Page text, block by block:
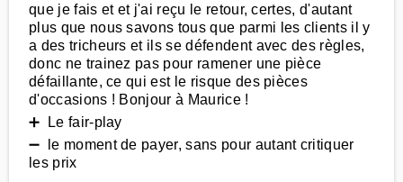
que je fais et et j'ai reçu le retour, certes, d'autant
plus que nous savons tous que parmi les clients il y
a des tricheurs et ils se défendent avec des règles,
donc ne trainez pas pour ramener une pièce
défaillante, ce qui est le risque des pièces
d'occasions ! Bonjour à Maurice !
➕ Le fair-play
➖ le moment de payer, sans pour autant critiquer
les prix